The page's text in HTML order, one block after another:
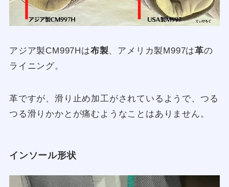
アジア製CM997Hは布製、アメリカ製M997は革の
ライニング。
革ですが、滑り止め加工がされているようで、つる
つる滑りかかとが痛むようなことはありません。
インソール形状